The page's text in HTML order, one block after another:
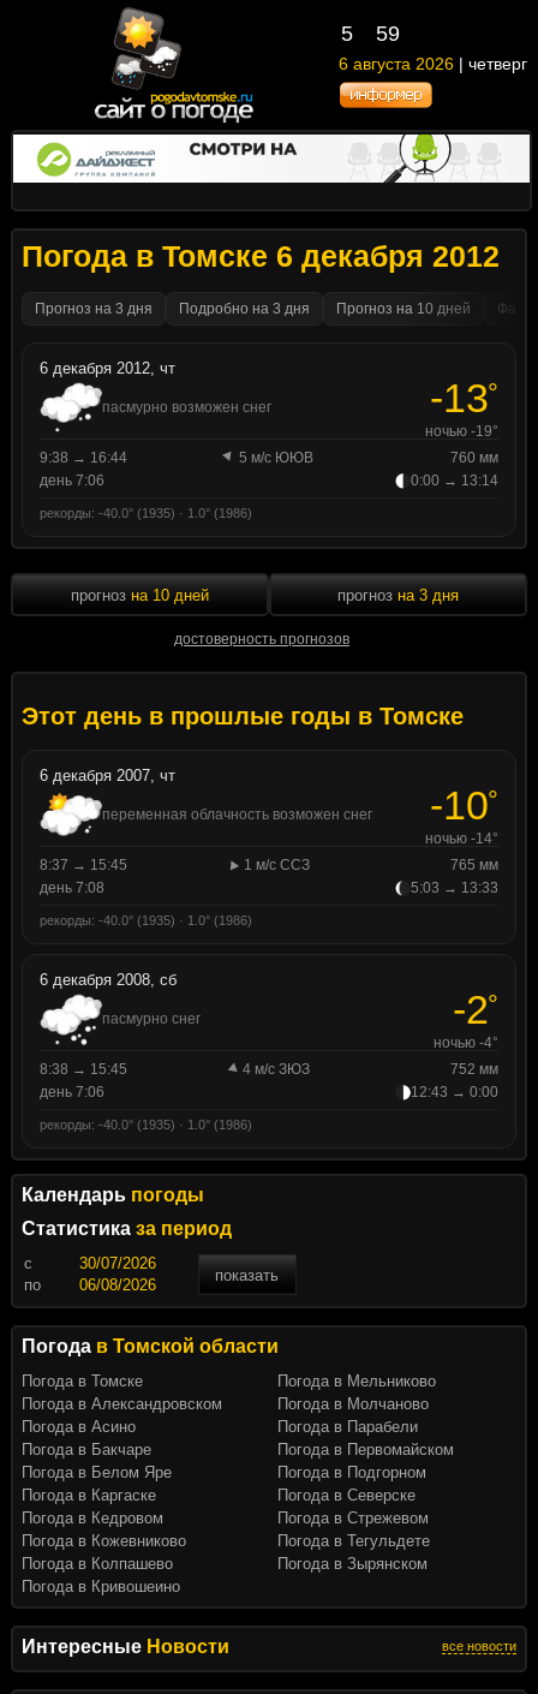
5 59
6 августа 2026 | четверг
Интересные Новости все новости
Погода в Томске 6 декабря 2012
Прогноз на 3 дня Подробно на 3 дня Прогноз на 10 дней
6 декабря 2012, чт
пасмурно возможен снег -13°
ночью -19°
9:38 → 16:44
5 м/с ЮЮВ
760 мм
день 7:06
0:00 → 13:14
рекорды: -40.0° (1935) · 1.0° (1986)
прогноз на 10 дней
достоверность прогнозов
прогноз на 3 дня
Этот день в прошлые годы в Томске
6 декабря 2007, чт
переменная облачность возможен снег -10°
ночью -14°
8:37 → 15:45
1 м/с ССЗ
765 мм
день 7:08
5:03 → 13:33
рекорды: -40.0° (1935) · 1.0° (1986)
6 декабря 2008, сб
пасмурно снег -2°
ночью -4°
8:38 → 15:45
4 м/с ЗЮЗ
752 мм
день 7:06
12:43 → 0:00
рекорды: -40.0° (1935) · 1.0° (1986)
Календарь погоды
Статистика за период
c
показать
по
Погода в Томской области
Погода в Томске
Погода в Александровском
Погода в Асино
Погода в Бакчаре
Погода в Белом Яре
Погода в Каргаске
Погода в Кедровом
Погода в Кожевниково
Погода в Колпашево
Погода в Кривошеино
Погода в Мельниково
Погода в Молчаново
Погода в Парабели
Погода в Первомайском
Погода в Подгорном
Погода в Северске
Погода в Стрежевом
Погода в Тегульдете
Погода в Зырянском